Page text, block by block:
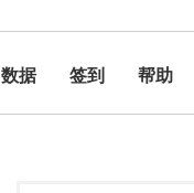
数据 签到
帮助